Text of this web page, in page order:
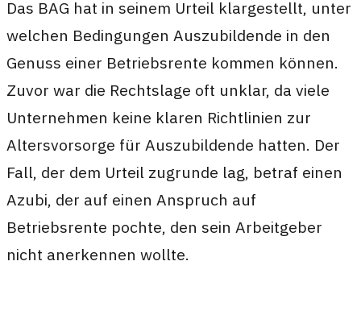
Das BAG hat in seinem Urteil klargestellt, unter
welchen Bedingungen Auszubildende in den
Genuss einer Betriebsrente kommen können.
Zuvor war die Rechtslage oft unklar, da viele
Unternehmen keine klaren Richtlinien zur
Altersvorsorge für Auszubildende hatten. Der
Fall, der dem Urteil zugrunde lag, betraf einen
Azubi, der auf einen Anspruch auf
Betriebsrente pochte, den sein Arbeitgeber
nicht anerkennen wollte.